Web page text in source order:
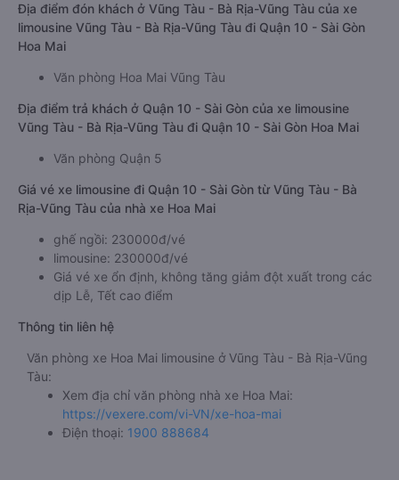
Địa điểm đón khách ở Vũng Tàu - Bà Rịa-Vũng Tàu của xe
limousine Vũng Tàu - Bà Rịa-Vũng Tàu đi Quận 10 - Sài Gòn
Hoa Mai
Văn phòng Hoa Mai Vũng Tàu
Địa điểm trả khách ở Quận 10 - Sài Gòn của xe limousine
Vũng Tàu - Bà Rịa-Vũng Tàu đi Quận 10 - Sài Gòn Hoa Mai
Văn phòng Quận 5
Giá vé xe limousine đi Quận 10 - Sài Gòn từ Vũng Tàu - Bà
Rịa-Vũng Tàu của nhà xe Hoa Mai
ghế ngồi: 230000đ/vé
limousine: 230000đ/vé
Giá vé xe ổn định, không tăng giảm đột xuất trong các
dịp Lễ, Tết cao điểm
Thông tin liên hệ
Văn phòng xe Hoa Mai limousine ở Vũng Tàu - Bà Rịa-Vũng
Tàu:
Xem địa chỉ văn phòng nhà xe Hoa Mai:
https://vexere.com/vi-VN/xe-hoa-mai
Điện thoại: 1900 888684